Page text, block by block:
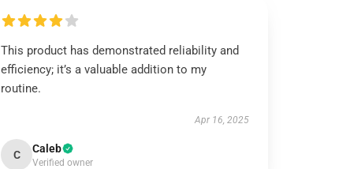
This product has demonstrated reliability and
efficiency; it’s a valuable addition to my
routine.
Apr 16, 2025
C Caleb
Verified owner